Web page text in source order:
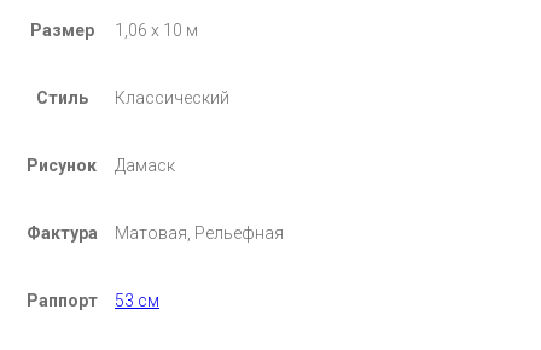
Размер 1,06 х 10 м
Стиль Классический
Рисунок Дамаск
Фактура Матовая, Рельефная
Раппорт 53 см